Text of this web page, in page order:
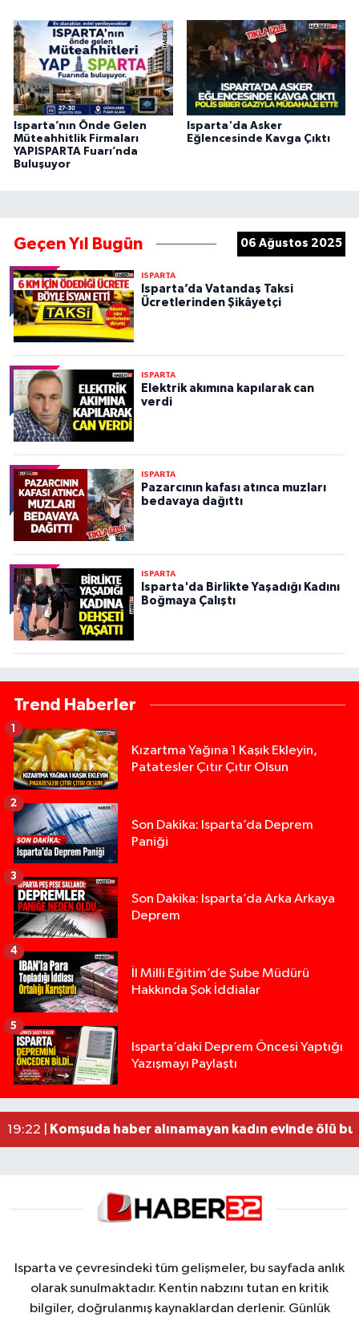
Isparta’nın Önde Gelen
Müteahhitlik Firmaları
YAPISPARTA Fuarı’nda
Buluşuyor
Isparta'da Asker
Eğlencesinde Kavga Çıktı
Geçen Yıl Bugün 06 Ağustos 2025
ISPARTA
Isparta’da Vatandaş Taksi
Ücretlerinden Şikâyetçi
ISPARTA
Elektrik akımına kapılarak can
verdi
ISPARTA
Pazarcının kafası atınca muzları
bedavaya dağıttı
ISPARTA
Isparta'da Birlikte Yaşadığı Kadını
Boğmaya Çalıştı
Trend Haberler
Kızartma Yağına 1 Kaşık Ekleyin,
Patatesler Çıtır Çıtır Olsun
1
Son Dakika: Isparta’da Deprem
Paniği
2
Son Dakika: Isparta’da Arka Arkaya
Deprem
3
İl Milli Eğitim’de Şube Müdürü
Hakkında Şok İddialar
4
Isparta’daki Deprem Öncesi Yaptığı
Yazışmayı Paylaştı
5
13:00 |Yığılca'da kardeşler arasındaki silahlı kavgada
12:48 |Tur teknesi çalışanlarının birbirine girdiği kavga
02:26 |MOTOSİKLETLE ÇARPIŞAN OTOMOBİL GÜL
19:22 |
Komşuda haber alınamayan kadın evinde ölü
Isparta ve çevresindeki tüm gelişmeler, bu sayfada anlık
olarak sunulmaktadır. Kentin nabzını tutan en kritik
bilgiler, doğrulanmış kaynaklardan derlenir. Günlük